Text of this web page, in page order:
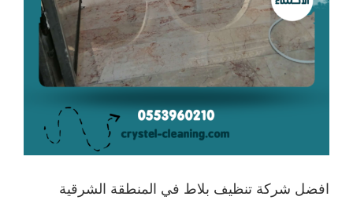
افضل شركة تنظيف بلاط في المنطقة الشرقية